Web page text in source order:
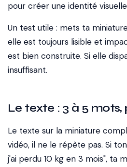
pour créer une identité
Un test utile : mets ta
elle est toujours lisible et
est bien construite. Si elle
insuffisant.
Le texte : 3 à 5 mots,
Le texte sur la miniature
vidéo, il ne le répète pas. Si
j'ai perdu 10 kg en 3 mois", ta